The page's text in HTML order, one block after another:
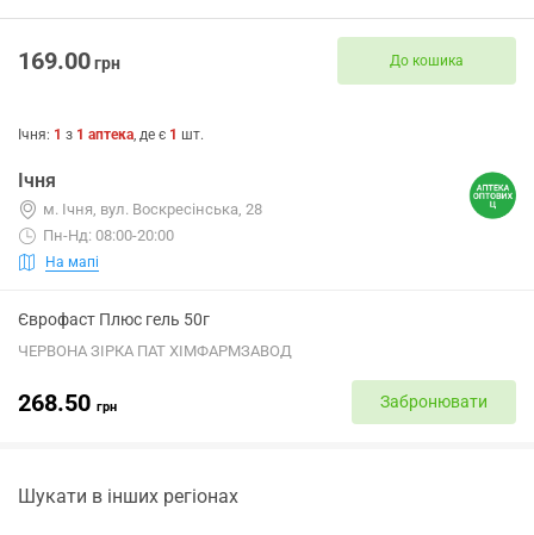
169.00грн До кошика
Ічня: 1 з 1 аптека, де є 1 шт.
Ічня
м. Ічня, вул. Воскресінська, 28
Пн-Нд: 08:00-20:00
На мапі
Єврофаст Плюс гель 50г
ЧЕРВОНА ЗІРКА ПАТ ХІМФАРМЗАВОД
268.50 грн Забронювати
Шукати в інших регіонах